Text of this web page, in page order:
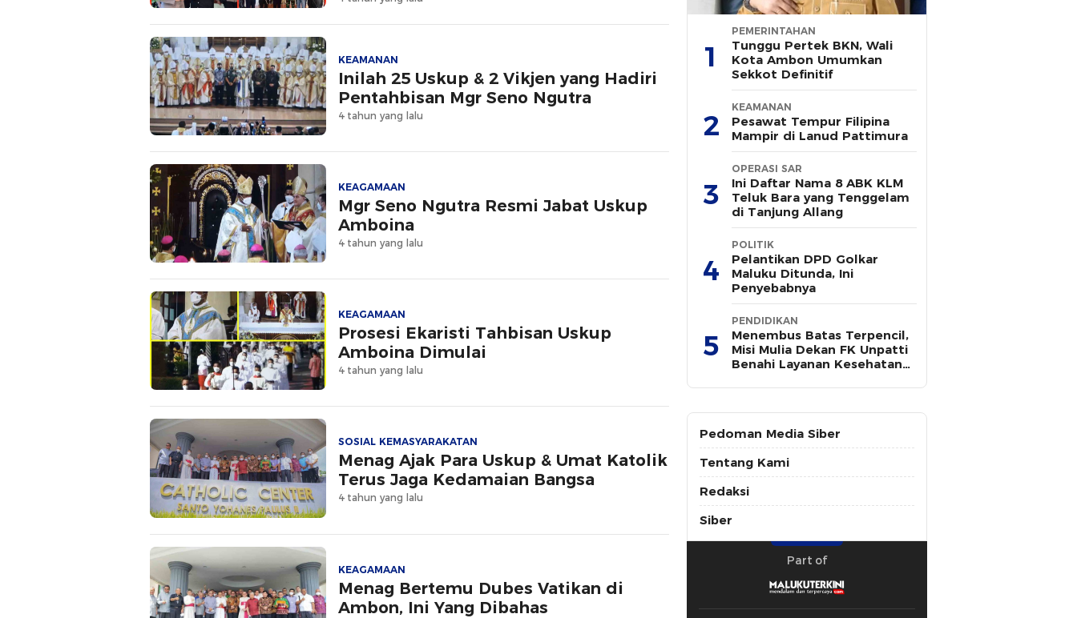
KEAMANAN
Inilah 25 Uskup & 2 Vikjen yang Hadiri
Pentahbisan Mgr Seno Ngutra
4 tahun yang lalu
KEAGAMAAN
Mgr Seno Ngutra Resmi Jabat Uskup
Amboina
4 tahun yang lalu
KEAGAMAAN
Prosesi Ekaristi Tahbisan Uskup
Amboina Dimulai
4 tahun yang lalu
SOSIAL KEMASYARAKATAN
Menag Ajak Para Uskup & Umat Katolik
Terus Jaga Kedamaian Bangsa
4 tahun yang lalu
KEAGAMAAN
Menag Bertemu Dubes Vatikan di
Ambon, Ini Yang Dibahas
1
PEMERINTAHAN
Tunggu Pertek BKN, Wali
Kota Ambon Umumkan
Sekkot Definitif
2
KEAMANAN
Pesawat Tempur Filipina
Mampir di Lanud Pattimura
3
OPERASI SAR
Ini Daftar Nama 8 ABK KLM
Teluk Bara yang Tenggelam
di Tanjung Allang
4
POLITIK
Pelantikan DPD Golkar
Maluku Ditunda, Ini
Penyebabnya
5
PENDIDIKAN
Menembus Batas Terpencil,
Misi Mulia Dekan FK Unpatti
Benahi Layanan Kesehatan
Pedoman Media Siber
Tentang Kami
Redaksi
Siber
Part of